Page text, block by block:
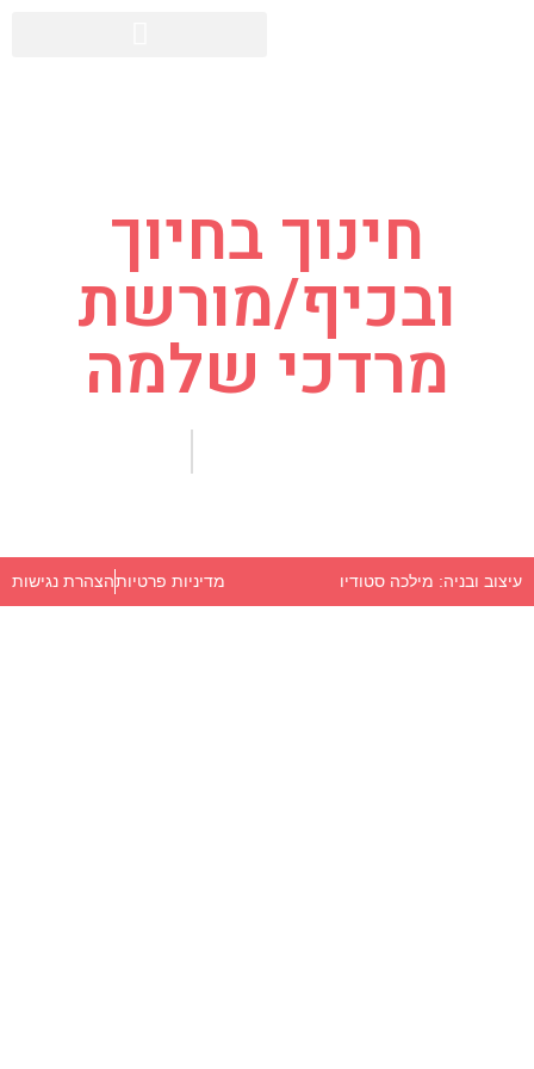
חינוך בחיוך
ובכיף/מורשת
מרדכי שלמה
עיצוב ובניה: מילכה סטודיו מדיניות פרטיותהצהרת נגישות